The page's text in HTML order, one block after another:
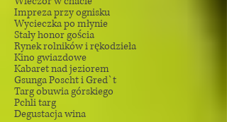
Impreza przy ognisku
Wycieczka po młynie
Stały honor gościa
Rynek rolników i rękodzieła
Kino gwiazdowe
Kabaret nad jeziorem
Gsunga Poscht i Gred`t
Targ obuwia górskiego
Pchli targ
Degustacja wina